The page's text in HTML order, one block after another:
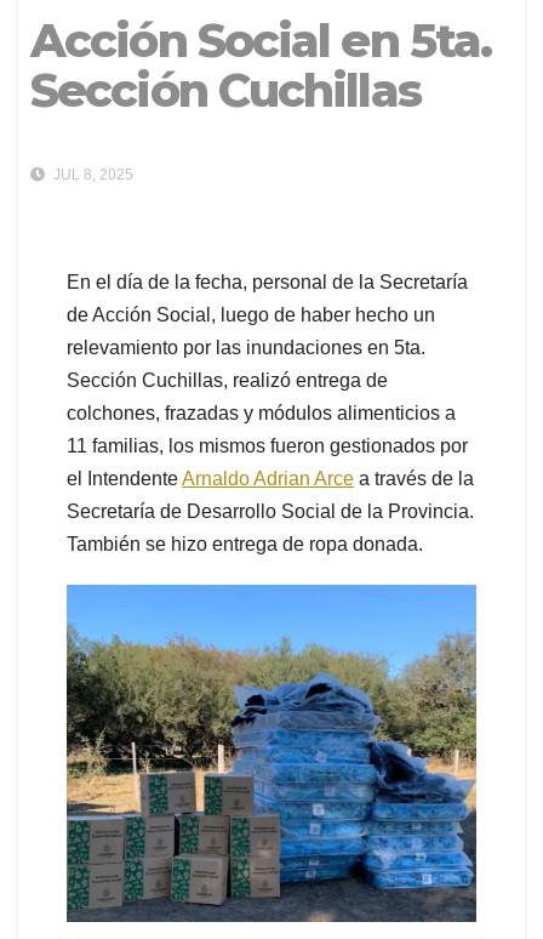
Acción Social en 5ta.
Sección Cuchillas
JUL 8, 2025
En el día de la fecha, personal de la Secretaría
de Acción Social, luego de haber hecho un
relevamiento por las inundaciones en 5ta.
Sección Cuchillas, realizó entrega de
colchones, frazadas y módulos alimenticios a
11 familias, los mismos fueron gestionados por
el IntendenteArnaldo Adrian Arce a través de la
Secretaría de Desarrollo Social de la Provincia.
También se hizo entrega de ropa donada.